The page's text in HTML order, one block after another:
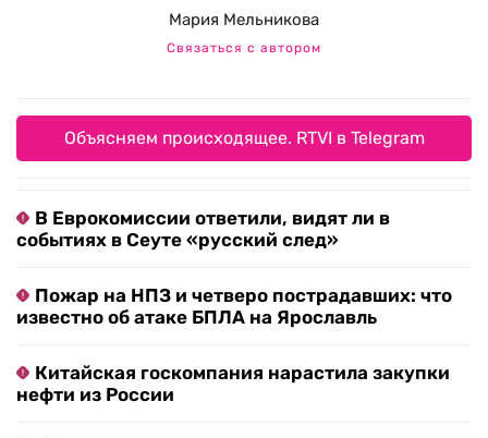
Мария Мельникова
Связаться с автором
Объясняем происходящее. RTVI в Telegram
В Еврокомиссии ответили, видят ли в
событиях в Сеуте «русский след»
Пожар на НПЗ и четверо пострадавших: что
известно об атаке БПЛА на Ярославль
Китайская госкомпания нарастила закупки
нефти из России